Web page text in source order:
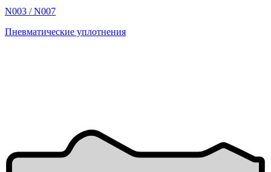
N003 / N007
Пневматические уплотнения